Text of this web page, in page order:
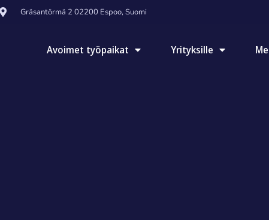
Gräsantörmä 2 02200 Espoo, Suomi
Avoimet työpaikat Yrityksille